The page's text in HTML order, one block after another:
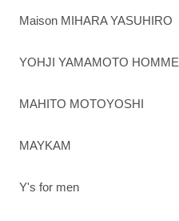
Maison MIHARA YASUHIRO
YOHJI YAMAMOTO HOMME
MAHITO MOTOYOSHI
MAYKAM
Y's for men